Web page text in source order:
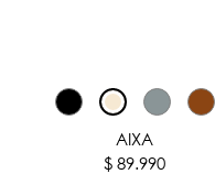
AIXA
$ 89.990